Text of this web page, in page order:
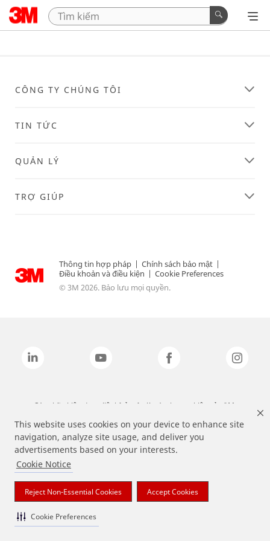
This website uses cookies on your device to enhance site
navigation, analyze site usage, and deliver you
advertisements based on your interests.
Cookie Notice
Reject Non-Essential Cookies Accept Cookies
Cookie Preferences
CÔNG TY CHÚNG TÔI
TIN TỨC
QUẢN LÝ
TRỢ GIÚP
Thông tin hợp pháp | Chính sách bảo mật |
Điều khoản và điều kiện | Cookie Preferences
© 3M 2026. Bảo lưu mọi quyền.
Các nhãn hiệu được liệt kê ở trên là các thương hiệu của 3M.